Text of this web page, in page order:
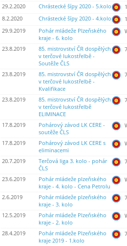
29.2.2020 Chrástecké šípy 2020 - 5.kolo
8.2.2020
Chrástecké šípy 2020 - 4.kolo
29.9.2019
Pohár mládeže Plzeňského
kraje - 6. kolo
23.8.2019
85. mistrovství ČR dospělých
v terčové lukostřelbě -
Soutěže ČLS
23.8.2019
85. mistrovství ČR dospělých
v terčové lukostřelbě -
Kvalifikace
23.8.2019
85. mistrovství ČR dospělých
v terčové lukostřelbě
ELIMINACE
17.8.2019
Pohárový závod LK CERE -
soutěže ČLS
17.8.2019
Pohárový závod LK CERE s
eliminacemi
20.7.2019
Terčová liga 3. kolo - pohár
ČLS
23.6.2019
Pohár mládeže plzeňského
kraje - 4. kolo - Cena Petrolu
2.6.2019
Pohár mládeže plzeňského
kraje - 3. kolo
12.5.2019
Pohár mládeže Plzeňského
kraje - 2. kolo
28.4.2019
Pohár mládeže Plzeňského
kraje 2019 - 1.kolo